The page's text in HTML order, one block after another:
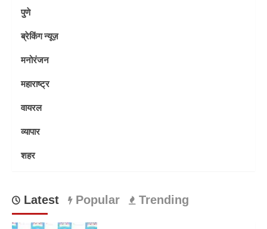
पुणे
ब्रेकिंग न्यूज़
मनोरंजन
महाराष्ट्र
वायरल
व्यापार
शहर
Latest Popular Trending